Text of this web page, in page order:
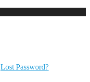
Lost Password?